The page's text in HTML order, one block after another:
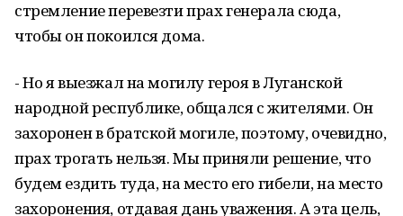
стремление перевезти прах генерала сюда,
чтобы он покоился дома.
- Но я выезжал на могилу героя в Луганской
народной республике, общался с жителями. Он
захоронен в братской могиле, поэтому, очевидно,
прах трогать нельзя. Мы приняли решение, что
будем ездить туда, на место его гибели, на место
захоронения, отдавая дань уважения. А эта цель,